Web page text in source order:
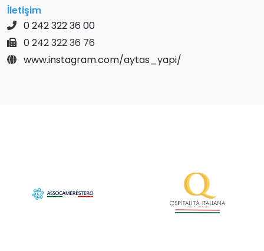
İletişim
0 242 322 36 00
0 242 322 36 76
www.instagram.com/aytas_yapi/